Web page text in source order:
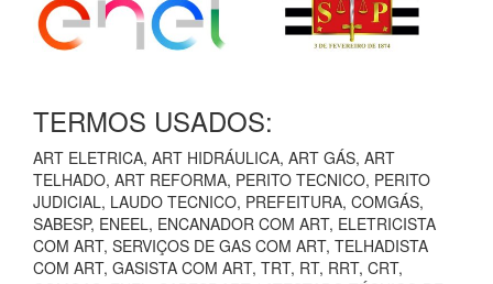
TERMOS USADOS:
ART ELETRICA, ART HIDRÁULICA, ART GÁS, ART
TELHADO, ART REFORMA, PERITO TECNICO, PERITO
JUDICIAL, LAUDO TECNICO, PREFEITURA, COMGÁS,
SABESP, ENEEL, ENCANADOR COM ART, ELETRICISTA
COM ART, SERVIÇOS DE GAS COM ART, TELHADISTA
COM ART, GASISTA COM ART, TRT, RT, RRT, CRT,